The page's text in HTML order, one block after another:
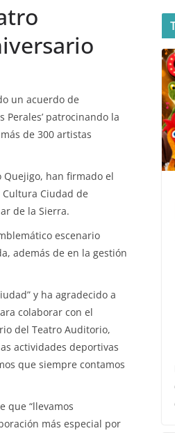
un acuerdo de
Perales’ patrocinando la
de 300 artistas
Quejigo, han firmado el
Ciudad de
de la Sierra.
escenario
además de en la gestión
y ha agradecido a
colaborar con el
del Teatro Auditorio,
actividades deportivas
que siempre contamos
que “llevamos
más especial por